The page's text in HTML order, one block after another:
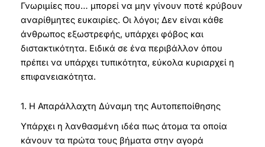
Γνωριμίες που… μπορεί να μην γίνουν ποτέ κρύβουν
αναρίθμητες ευκαιρίες. Οι λόγοι; Δεν είναι κάθε
άνθρωπος εξωστρεφής, υπάρχει φόβος και
διστακτικότητα. Ειδικά σε ένα περιβάλλον όπου
πρέπει να υπάρχει τυπικότητα, εύκολα κυριαρχεί η
επιφανειακότητα.
1. Η Απαράλλαχτη Δύναμη της Αυτοπεποίθησης
Υπάρχει η λανθασμένη ιδέα πως άτομα τα οποία
κάνουν τα πρώτα τους βήματα στην αγορά